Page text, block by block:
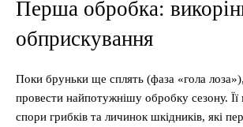
Перша обробка:
обприскування
Поки бруньки ще сплять (фаза «гола
провести найпотужнішу обробку сезону.
спори грибків та личинок шкідників, які